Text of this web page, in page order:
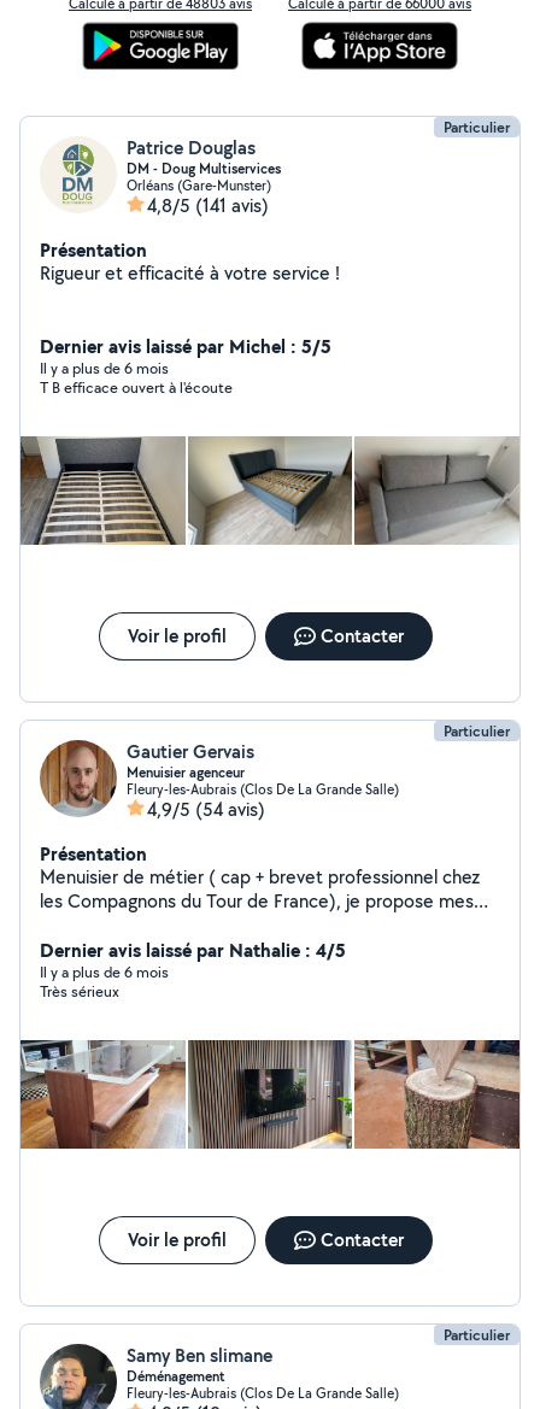
Particulier
Patrice Douglas
DM - Doug Multiservices
Orléans (Gare-Munster)
4,8/5 (141 avis)
Présentation
Rigueur et efficacité à votre service !
Dernier avis laissé par Michel : 5/5
Il y a plus de 6 mois
T B efficace ouvert à l'écoute
Voir le profil Contacter
Particulier
Gautier Gervais
Menuisier agenceur
Fleury-les-Aubrais (Clos De La Grande Salle)
4,9/5 (54 avis)
Présentation
Menuisier de métier ( cap + brevet professionnel chez
les Compagnons du Tour de France), je propose mes
meubles, fabrication, manutention, bricolage et diverses
autres missions. Je suis équipé d'une visseuse et d'une
caisse à outils ainsi que divers outils portatifs.
Dernier avis laissé par Nathalie : 4/5
Il y a plus de 6 mois
Très sérieux
Voir le profil Contacter
Particulier
Samy Ben slimane
Déménagement
Fleury-les-Aubrais (Clos De La Grande Salle)